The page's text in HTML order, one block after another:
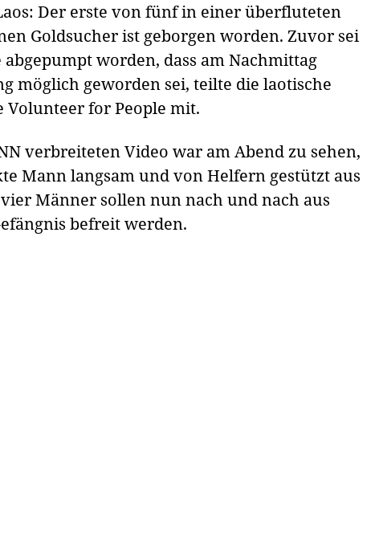
Der erste von fünf in einer überfluteten
Goldsucher ist geborgen worden. Zuvor sei
worden, dass am Nachmittag
möglich geworden sei, teilte die laotische
Volunteer for People mit.
verbreiteten Video war am Abend zu sehen,
Mann langsam und von Helfern gestützt aus
Männer sollen nun nach und nach aus
befreit werden.